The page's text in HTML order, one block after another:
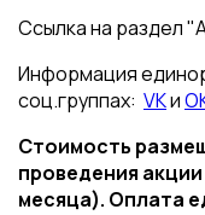
Ссылка на раздел
Информация
соц.группах: VKи
Стоимость
проведения
месяца). Оплата